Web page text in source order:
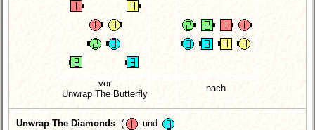
vor
Unwrap The Butterfly
nach
Unwrap The Diamonds (
und